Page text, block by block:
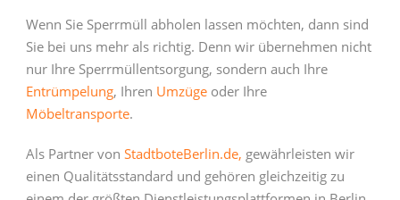
Wenn Sie Sperrmüll abholen lassen möchten, dann sind
Sie bei uns mehr als richtig. Denn wir übernehmen nicht
nur Ihre Sperrmüllentsorgung, sondern auch Ihre
Entrümpelung, Ihren Umzüge oder Ihre
Möbeltransporte.
Als Partner von StadtboteBerlin.de, gewährleisten wir
einen Qualitätsstandard und gehören gleichzeitig zu